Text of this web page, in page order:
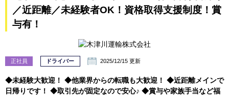
／近距離／未経験者OK！資格取得支援制度！賞
与有！
正社員 ドライバー 2025/12/15 更新
◆未経験大歓迎！ ◆他業界からの転職も大歓迎！ ◆近距離メインで
日帰りです！ ◆取引先が固定なので安心♪ ◆賞与や家族手当など福